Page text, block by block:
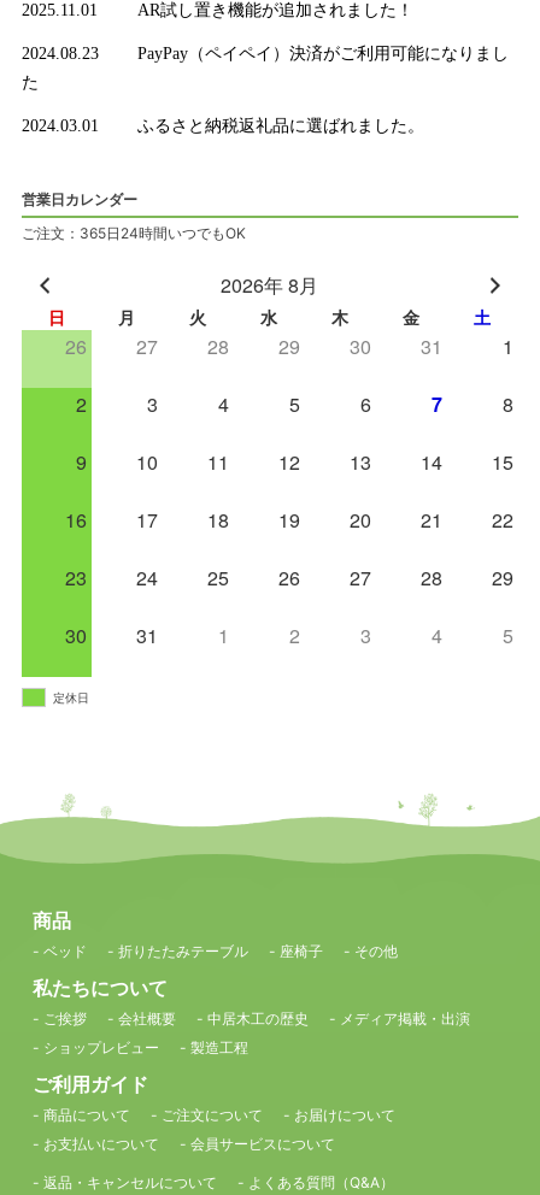
2025.11.01 AR試し置き機能が追加されました！
2024.08.23
PayPay（ペイペイ）決済がご利用可能になりまし
た
2024.03.01 ふるさと納税返礼品に選ばれました。
営業日カレンダー
ご注文：365日24時間いつでもOK
2026年 8月
日 月 火 水 木 金 土
26 27 28 29 30 31 1
2 3 4 5 6 7 8
9 10 11 12 13 14 15
16 17 18 19 20 21 22
23 24 25 26 27 28 29
30 31 1 2 3 4 5
定休日
商品
- ベッド - 折りたたみテーブル - 座椅子 - その他
私たちについて
- ご挨拶 - 会社概要 - 中居木工の歴史
- メディア掲載・出演
- ショップレビュー
- 製造工程
ご利用ガイド
- 商品について - ご注文について
- お届けについて
- お支払いについて
- 会員サービスについて
- 返品・キャンセルについて - よくある質問（Q&A）